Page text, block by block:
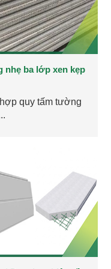
ba lớp xen kẹp
quy tấm tường